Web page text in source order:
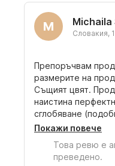
M Michaila
Словакия,
Препоръчвам
размерите на
Същият цвят.
наистина
сглобяване
Покажи повече
Това ревю е
преведено.